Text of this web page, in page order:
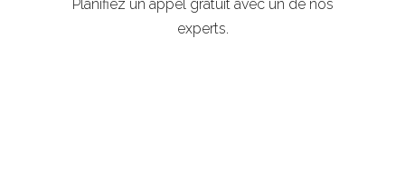
Planifiez un appel gratuit avec un de nos
experts.